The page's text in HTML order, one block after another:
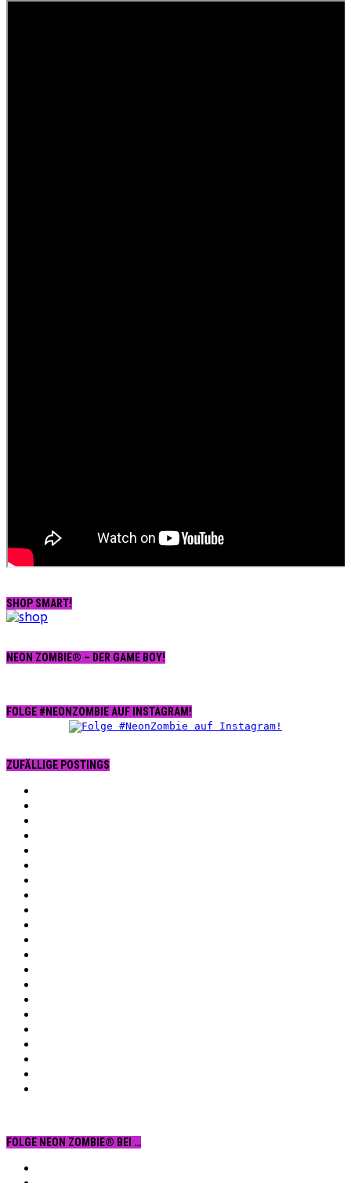
SHOP SMART!
NEON ZOMBIE® – DER GAME BOY!
FOLGE #NEONZOMBIE AUF INSTAGRAM!
ZUFÄLLIGE POSTINGS
FOLGE NEON ZOMBIE® BEI …